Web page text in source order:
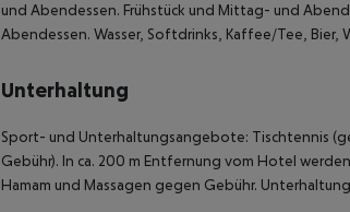
und Abendessen. Frühstück und Mittag- und
Abendessen. Wasser, Softdrinks, Kaffee/Tee,
Unterhaltung
Sport- und Unterhaltungsangebote: Tischtennis
Gebühr). In ca. 200 m Entfernung vom Hotel
Hamam und Massagen gegen Gebühr.